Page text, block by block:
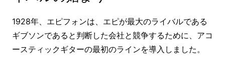
1928年、エピフォンは、エピが最大のライバルである
ギブソンであると判断した会社と競争するために、アコ
ースティックギターの最初のラインを導入しました。